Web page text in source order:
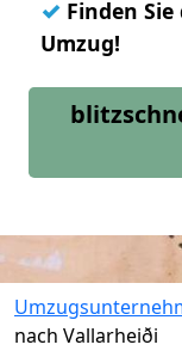
✓ Finden
Umzug!
nach Vallarheiði